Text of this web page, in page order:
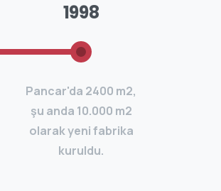
1998
Pancar'da 2400 m2,
şu anda 10.000 m2
olarak yeni fabrika
kuruldu.